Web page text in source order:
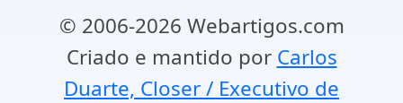
© 2006-2026 Webartigos.com
Criado e mantido por Carlos
Duarte, Closer / Executivo de